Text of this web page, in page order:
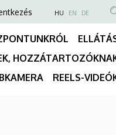
HU EN DE
REELS-